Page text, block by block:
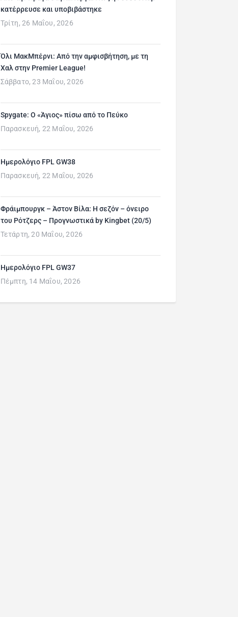
κατέρρευσε και υποβιβάστηκε
Τρίτη, 26 Μαΐου, 2026
Όλι ΜακΜπέρνι: Aπό την αμφισβήτηση, με τη
Χαλ στην Premier League!
Σάββατο, 23 Μαΐου, 2026
Spygate: Ο «Άγιος» πίσω από το Πεύκο
Παρασκευή, 22 Μαΐου, 2026
Ημερολόγιο FPL GW38
Παρασκευή, 22 Μαΐου, 2026
Φράιμπουργκ – Άστον Βίλα: Η σεζόν – όνειρο
του Ρότζερς – Προγνωστικά by Kingbet (20/5)
Τετάρτη, 20 Μαΐου, 2026
Ημερολόγιο FPL GW37
Πέμπτη, 14 Μαΐου, 2026